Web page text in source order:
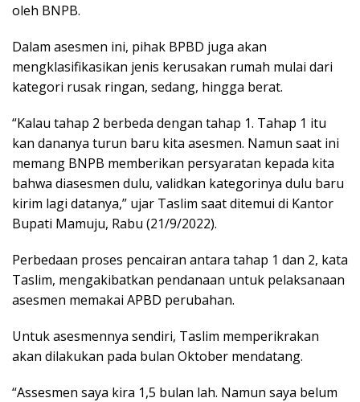
oleh BNPB.
Dalam asesmen ini, pihak BPBD juga akan
mengklasifikasikan jenis kerusakan rumah mulai dari
kategori rusak ringan, sedang, hingga berat.
“Kalau tahap 2 berbeda dengan tahap 1. Tahap 1 itu
kan dananya turun baru kita asesmen. Namun saat ini
memang BNPB memberikan persyaratan kepada kita
bahwa diasesmen dulu, validkan kategorinya dulu baru
kirim lagi datanya,” ujar Taslim saat ditemui di Kantor
Bupati Mamuju, Rabu (21/9/2022).
Perbedaan proses pencairan antara tahap 1 dan 2, kata
Taslim, mengakibatkan pendanaan untuk pelaksanaan
asesmen memakai APBD perubahan.
Untuk asesmennya sendiri, Taslim memperikrakan
akan dilakukan pada bulan Oktober mendatang.
“Assesmen saya kira 1,5 bulan lah. Namun saya belum